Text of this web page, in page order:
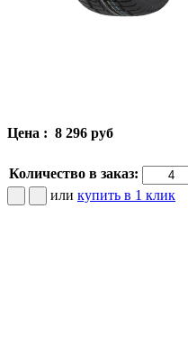
Цена : 8 296 руб
Количество в заказ:
или купить в 1 клик